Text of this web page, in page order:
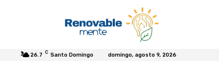
26.7 C Santo Domingo domingo, agosto 9, 2026